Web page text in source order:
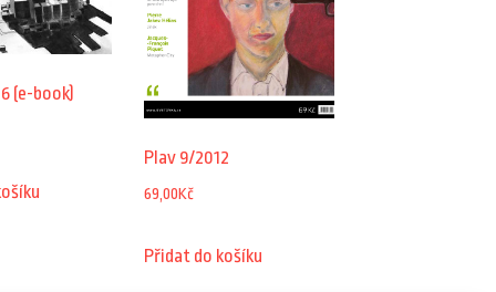
(e-book)
Plav 9/2012
69,00Kč
Přidat do košíku